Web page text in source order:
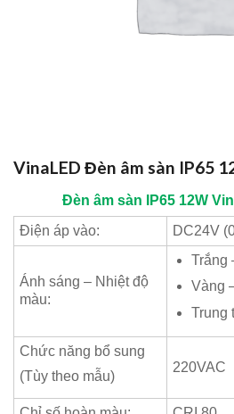
VinaLED Đèn âm sàn IP65
Đèn âm sàn IP65 12W
Điện áp vào:
DC24V
Ánh sáng – Nhiệt độ
màu:
Trắng
Vàng
Trung
Chức năng bổ sung
(Tùy theo mẫu)
220VAC